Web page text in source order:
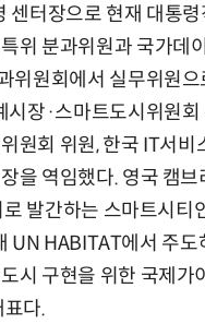
센터장으로 현재 대통
위 분과위원과 국가데
위원회에서 실무위원
시장·스마트도시위원회
원회 위원, 한국 IT서비
을 역임했다. 영국 캠
발간하는 스마트시티
UN HABITAT에서 주도
시 구현을 위한 국제가
다.